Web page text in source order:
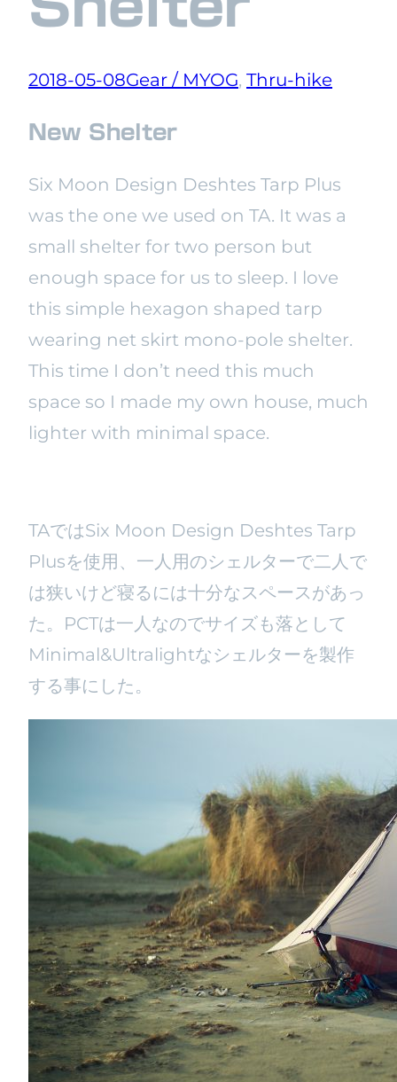
2018-05-08Gear / MYOG, Thru-hike
New Shelter
Six Moon Design Deshtes Tarp Plus
was the one we used on TA. It was a
small shelter for two person but
enough space for us to sleep. I love
this simple hexagon shaped tarp
wearing net skirt mono-pole shelter.
This time I don’t need this much
space so I made my own house, much
lighter with minimal space.
TAではSix Moon Design Deshtes Tarp
Plusを使用、一人用のシェルターで二人で
は狭いけど寝るには十分なスペースがあっ
た。PCTは一人なのでサイズも落として
Minimal&Ultralightなシェルターを製作
する事にした。